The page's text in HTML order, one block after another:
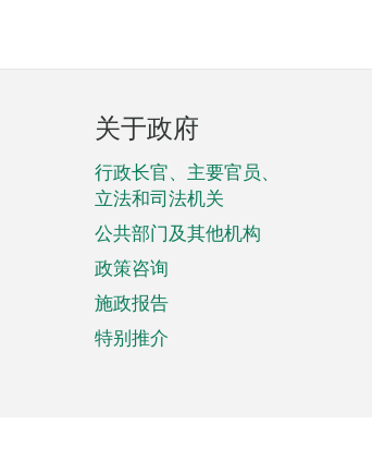
页
脚
菜
单
关于政府
行政长官、主要官员、
立法和司法机关
公共部门及其他机构
政策咨询
施政报告
特别推介